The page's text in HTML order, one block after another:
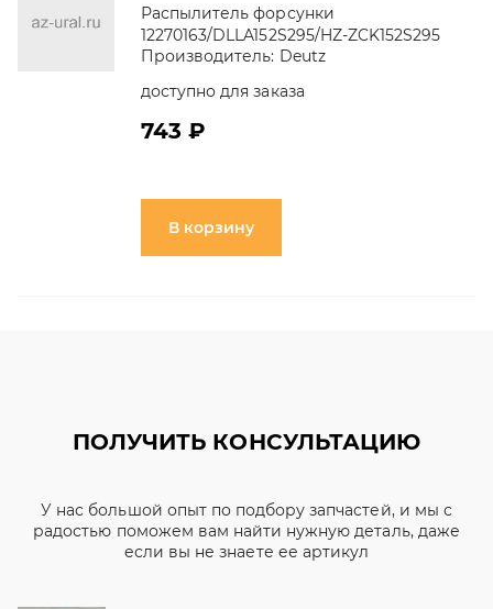
Распылитель форсунки
12270163/DLLA152S295/HZ-ZCK152S295
Производитель: Deutz
доступно для заказа
743 ₽
В корзину
ПОЛУЧИТЬ КОНСУЛЬТАЦИЮ
У нас большой опыт по подбору запчастей, и мы с
радостью поможем вам найти нужную деталь, даже
если вы не знаете ее артикул